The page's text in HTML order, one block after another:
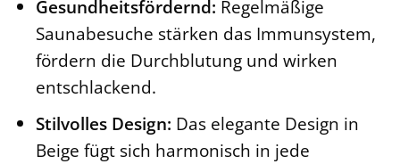
Gesundheitsfördernd: Regelmäßige
Saunabesuche stärken das Immunsystem,
fördern die Durchblutung und wirken
entschlackend.
Stilvolles Design: Das elegante Design in
Beige fügt sich harmonisch in jede